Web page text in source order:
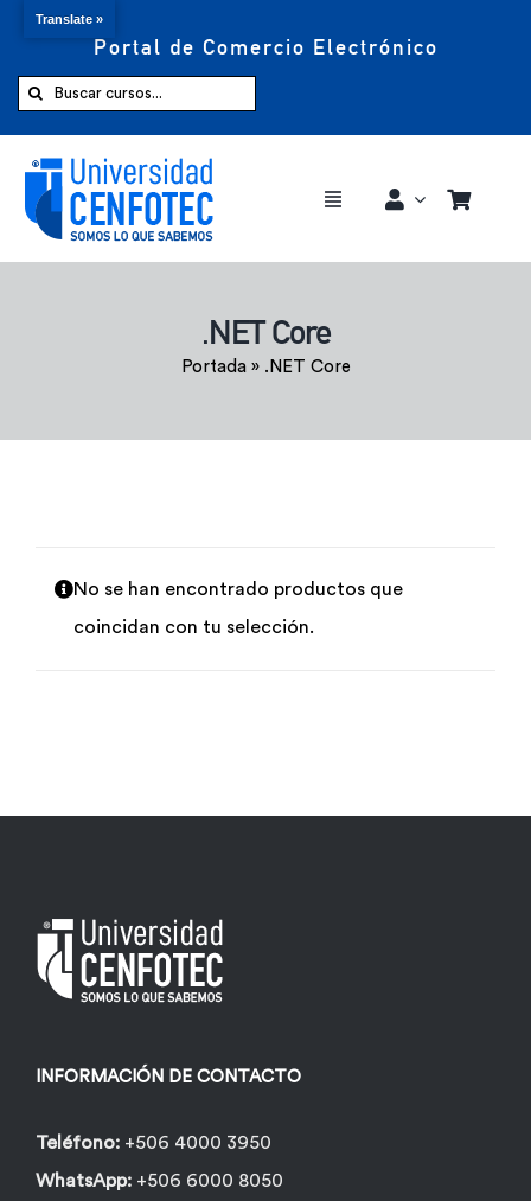
Portal de Comercio Electrónico
Buscar:
Toggle
Comprar ahora
.NET Core
Portada» .NET Core
No se han encontrado productos que
coincidan con tu selección.
INFORMACIÓN DE CONTACTO
Teléfono: +506 4000 3950
WhatsApp: +506 6000 8050
Translate »